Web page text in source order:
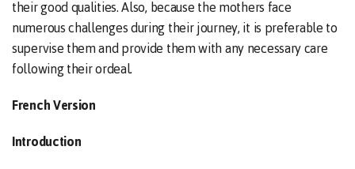
their good qualities. Also, because the mothers face
numerous challenges during their journey, it is preferable to
supervise them and provide them with any necessary care
following their ordeal.
French Version
Introduction